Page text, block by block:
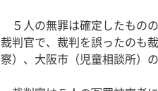
５人の無罪は確定したもの
裁判官で、裁判を誤ったのも
察）、大阪市（児童相談所）